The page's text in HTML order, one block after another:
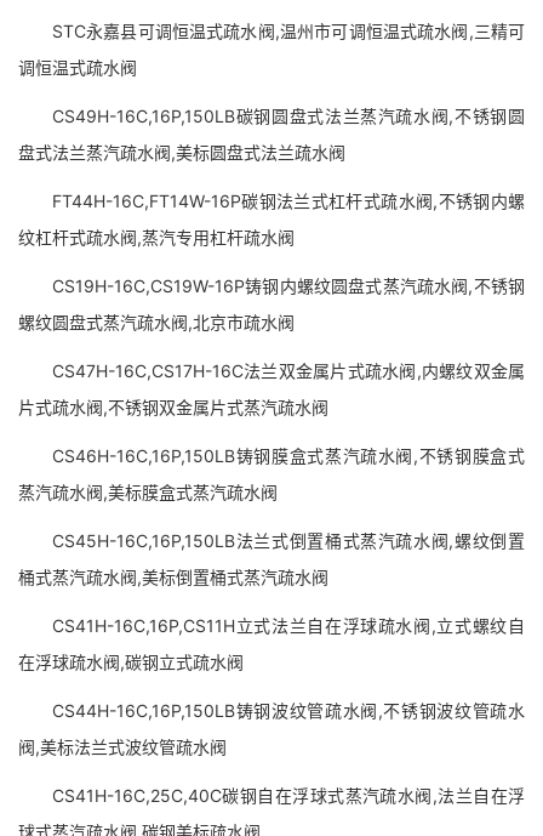
STC永嘉县可调恒温式疏水阀,温州市可调恒温式疏水阀,三精可
调恒温式疏水阀
CS49H-16C,16P,150LB碳钢圆盘式法兰蒸汽疏水阀,不锈钢圆
盘式法兰蒸汽疏水阀,美标圆盘式法兰疏水阀
FT44H-16C,FT14W-16P碳钢法兰式杠杆式疏水阀,不锈钢内螺
纹杠杆式疏水阀,蒸汽专用杠杆疏水阀
CS19H-16C,CS19W-16P铸钢内螺纹圆盘式蒸汽疏水阀,不锈钢
螺纹圆盘式蒸汽疏水阀,北京市疏水阀
CS47H-16C,CS17H-16C法兰双金属片式疏水阀,内螺纹双金属
片式疏水阀,不锈钢双金属片式蒸汽疏水阀
CS46H-16C,16P,150LB铸钢膜盒式蒸汽疏水阀,不锈钢膜盒式
蒸汽疏水阀,美标膜盒式蒸汽疏水阀
CS45H-16C,16P,150LB法兰式倒置桶式蒸汽疏水阀,螺纹倒置
桶式蒸汽疏水阀,美标倒置桶式蒸汽疏水阀
CS41H-16C,16P,CS11H立式法兰自在浮球疏水阀,立式螺纹自
在浮球疏水阀,碳钢立式疏水阀
CS44H-16C,16P,150LB铸钢波纹管疏水阀,不锈钢波纹管疏水
阀,美标法兰式波纹管疏水阀
CS41H-16C,25C,40C碳钢自在浮球式蒸汽疏水阀,法兰自在浮
球式蒸汽疏水阀,碳钢美标疏水阀